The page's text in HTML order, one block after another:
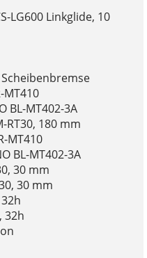
LG600 Linkglide, 10
MT410
BL-MT402-3A
RT30, 180 mm
MT410
BL-MT402-3A
30 mm
30 mm
32h